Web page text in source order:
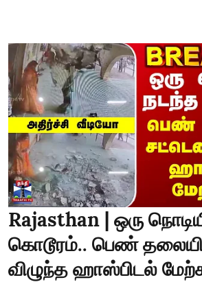
Rajasthan | ஒரு
கொடூரம்.. பெண்
விழுந்த ஹாஸ்பிடல்